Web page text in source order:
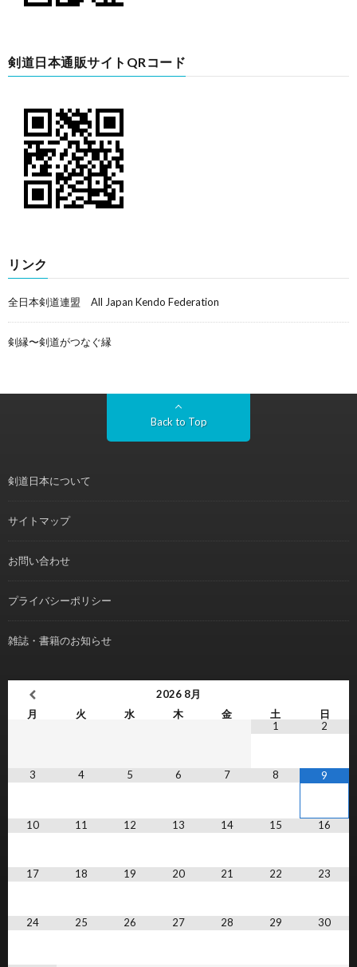
剣道日本通販サイトQRコード
リンク
全日本剣道連盟 All Japan Kendo Federation
剣縁〜剣道がつなぐ縁
Back to Top
剣道日本について
サイトマップ
お問い合わせ
プライバシーポリシー
雑誌・書籍のお知らせ
2026 8月
月
火 水 木 金 土
日
1
2
3 4 5 6 7 8 9
10 11 12 13 14 15 16
17 18 19 20 21 22 23
24 25 26 27 28 29 30